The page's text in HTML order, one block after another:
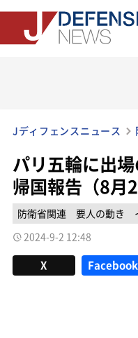
Jディフェンスニュース
パリ五輪に出
帰国報告（8月
防衛省関連 要人の動き
2024-9-2 12:48
X Facebook